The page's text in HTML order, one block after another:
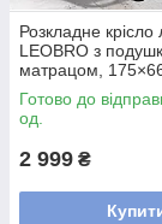
Розкладне крісло
LEOBRO з
матрацом,
150 кг, Чорний
Готово до
од.
2 999 ₴